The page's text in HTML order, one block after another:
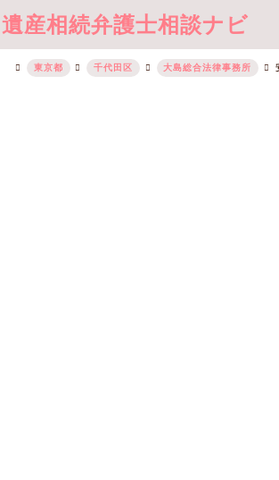
遺産相続弁護士相談ナビ
東京都 千代田区 大島総合法律事務所